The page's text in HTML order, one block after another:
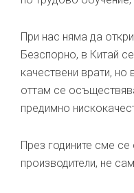
При нас няма да
Безспорно, в Китай
качествени врати,
оттам се
предимно
През годините сме
производители, не